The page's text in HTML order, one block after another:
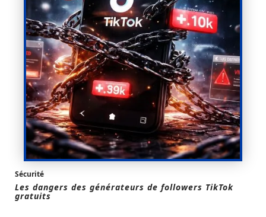
Sécurité
Les dangers des générateurs de followers TikTok
gratuits